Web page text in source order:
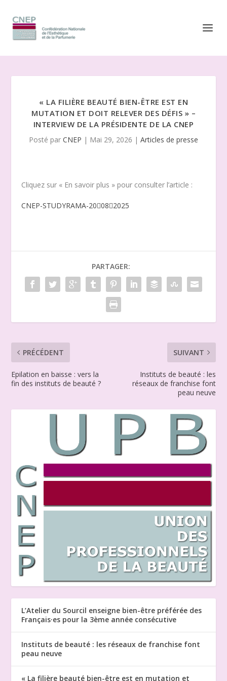
« LA FILIÈRE BEAUTÉ BIEN-ÊTRE EST EN
MUTATION ET DOIT RELEVER DES DÉFIS » –
INTERVIEW DE LA PRÉSIDENTE DE LA CNEP
Posté par CNEP | Mai 29, 2026 | Articles de presse
Cliquez sur « En savoir plus » pour consulter l’article :
CNEP-STUDYRAMA-20082025
PARTAGER:
PRÉCÉDENT
Epilation en baisse : vers la
fin des instituts de beauté ?
SUIVANT
Instituts de beauté : les
réseaux de franchise font
peau neuve
L’Atelier du Sourcil enseigne bien-être préférée des
Français·es pour la 3ème année consécutive
Instituts de beauté : les réseaux de franchise font
peau neuve
« La filière beauté bien-être est en mutation et